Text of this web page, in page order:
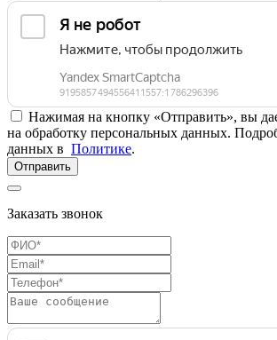
Нажимая на кнопку «Отправить», вы
на обработку персональных данных.
данных в Политике.
Отправить
Заказать звонок